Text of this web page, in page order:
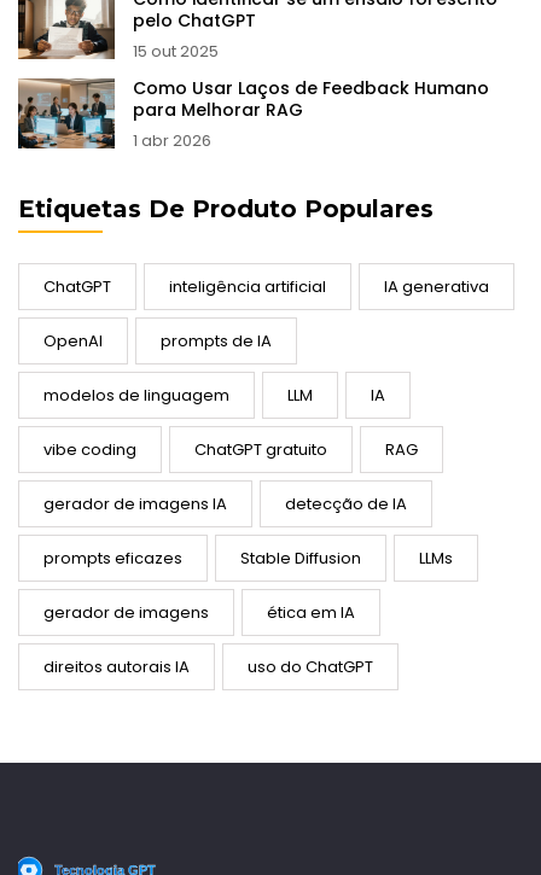
pelo ChatGPT
15 out 2025
Como Usar Laços de Feedback Humano
para Melhorar RAG
1 abr 2026
Etiquetas De Produto Populares
ChatGPT inteligência artificial IA generativa
OpenAI prompts de IA
modelos de linguagem LLM IA
vibe coding ChatGPT gratuito RAG
gerador de imagens IA detecção de IA
prompts eficazes Stable Diffusion LLMs
gerador de imagens ética em IA
direitos autorais IA uso do ChatGPT